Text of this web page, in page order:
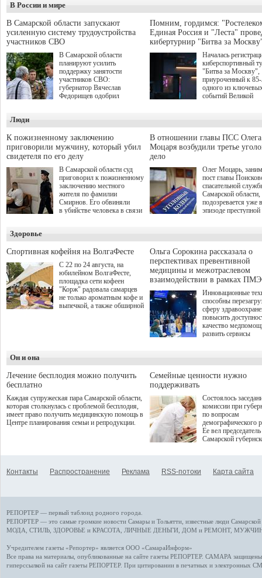
В России и мире
В Самарской области запускают
усиленную систему трудоустройства
участников СВО
В Самарской области
планируют усилить
поддержку занятости
участников СВО:
губернатор Вячеслав
Федорищев одобрил
Живайкина, направленные
на трудоустройство и более
спокойную адаптацию к
мирной жизни.
Помним, гордимся:
Единая Россия и "Леста"
кибертурнир "Битва за
Началась
киберспортивный
"Битва за Москву",
приуроченный к
одного из
событий Великой
игре "Мир танков"
выступили
партия "Единая
игровая студия
Люди
К пожизненному заключению
приговорили мужчину, который убил
свидетеля по его делу
В Самарской области суд
приговорил к пожизненному
заключению местного
жителя по фамилии
Смирнов. Его обвиняли
в убийстве человека в связи
В отношении главы ПСС Олега
Моцаря возбудили третье
дело
Олег Моцарь,
пост главы
спасательной
Самарской области,
подозревается уже
эпизоде преступной
а сам он
Здоровье
Спортивная кофейня на ВолгаФесте
С 22 по 24 августа, на
юбилейном ВолгаФесте,
площадка сети кофеен
"Корж" радовала самарцев
не только ароматным кофе и
выпечкой, а также обширной
Ольга Сорокина рассказала о
перспективах превентивной
медицины и межотраслевом
взаимодействии в рамках
Инновационные
способны
сферу
повысить
качество
развить сервисы
определенными
К ним можно
возникающие при
данными
более динамичного
проникновения
сегмент
отраслевое
рассказала Ольга
ходе сессии
качества жизни" в
ПМЭФ 2025. В
РФ Михаил
представители
Государственной
Он и она
Лечение бесплодия можно получить
бесплатно
Каждая супружеская пара Самарской области,
которая столкнулась с проблемой бесплодия,
имеет право получить медицинскую помощь в
Центре планирования семьи и репродукции.
Семейные ценности нужно
поддерживать
Состоялось
комиссии при
по вопросам
демографического
Ее вел председатель
Самарской
Контакты Распространение Реклама RSS-потоки Карта сайта
РЕПОРТЕР — первый таблоид родного города.
РЕПОРТЕР — это самые громкие новости Самары и Тольятти, известные люди
МОДА, СТИЛЬ ЗДОРОВЬЕ и КРАСОТА ЛИЧНЫЕ ДЕНЬГИ ДОМ и РЕМОНТ,
Учредителем газеты «Репортер» является ООО «СамараИнформ»
Все права на материалы, опубликованные на сайте газеты РЕПОРТЕР. САМАРА защищены.
гиперссылкой на сайт газеты РЕПОРТЕР. При цитировании в печатных и электронных